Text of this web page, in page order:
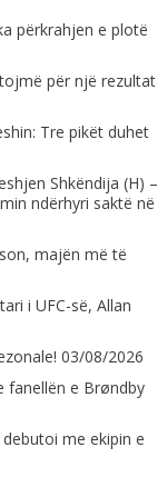
përkrahjen e plotë
për një rezultat
Tre pikët duhet
Shkëndija (H) –
ndërhyri saktë në
majën më të
i UFC-së, Allan
03/08/2026
fanellën e Brøndby
me ekipin e